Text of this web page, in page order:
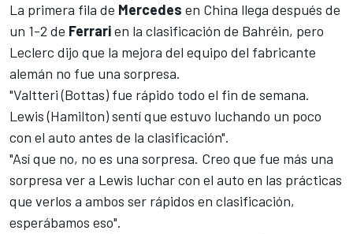
La primera fila de Mercedes en China llega después de
un 1-2 de Ferrarien la clasificación de Bahréin, pero
Leclerc dijo que la mejora del equipo del fabricante
alemán no fue una sorpresa.
"Valtteri (Bottas) fue rápido todo el fin de semana.
Lewis (Hamilton) sentí que estuvo luchando un poco
con el auto antes de la clasificación".
"Así que no, no es una sorpresa. Creo que fue más una
sorpresa ver a Lewis luchar con el auto en las prácticas
que verlos a ambos ser rápidos en clasificación,
esperábamos eso".